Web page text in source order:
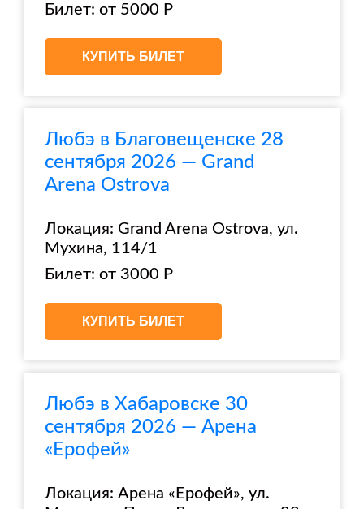
Билет: от 5000 Р
КУПИТЬ БИЛЕТ
Любэ в Благовещенске 28
сентября 2026 — Grand
Arena Ostrova
Локация: Grand Arena Ostrova, ул.
Мухина, 114/1
Билет: от 3000 Р
КУПИТЬ БИЛЕТ
Любэ в Хабаровске 30
сентября 2026 — Арена
«Ерофей»
Локация: Арена «Ерофей», ул.